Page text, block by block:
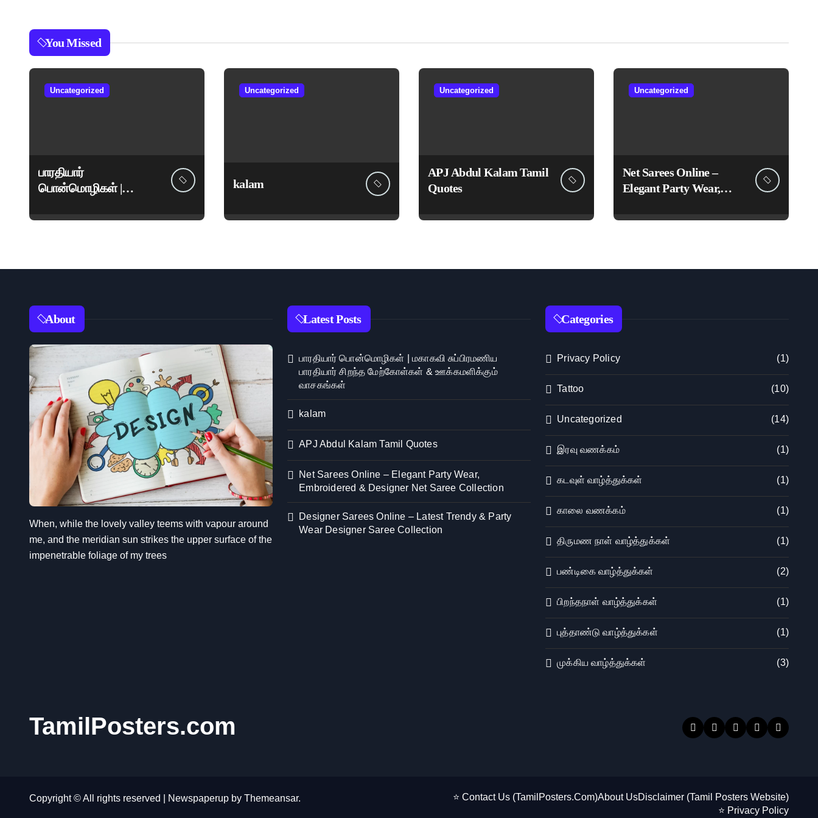
You Missed
Uncategorized
பாரதியார்
பொன்மொழிகள் |
பாரதியார் சிறந்த
வாசகங்கள்
Uncategorized
kalam
Uncategorized
APJ Abdul Kalam Tamil
Quotes
Uncategorized
Net Sarees Online –
Elegant Party Wear,
Designer Net Saree
About
When, while the lovely valley teems with vapour around
me, and the meridian sun strikes the upper surface of the
impenetrable foliage of my trees
Latest Posts
பாரதியார் பொன்மொழிகள் | மகாகவி சுப்பிரமணிய
பாரதியார் சிறந்த மேற்கோள்கள் & ஊக்கமளிக்கும்
வாசகங்கள்
kalam
APJ Abdul Kalam Tamil Quotes
Net Sarees Online – Elegant Party Wear,
Embroidered & Designer Net Saree Collection
Designer Sarees Online – Latest Trendy & Party
Wear Designer Saree Collection
Categories
Privacy Policy (1)
Tattoo (10)
Uncategorized (14)
இரவு வணக்கம் (1)
கடவுள் வாழ்த்துக்கள் (1)
காலை வணக்கம் (1)
திருமண நாள் வாழ்த்துக்கள் (1)
பண்டிகை வாழ்த்துக்கள் (2)
பிறந்தநாள் வாழ்த்துக்கள் (1)
புத்தாண்டு வாழ்த்துக்கள் (1)
முக்கிய வாழ்த்துக்கள் (3)
TamilPosters.com
Copyright © All rights reserved Newspaperup by Themeansar. ⭐ Contact Us (TamilPosters.Com)About UsDisclaimer (Tamil Posters Website)
⭐ Privacy Policy